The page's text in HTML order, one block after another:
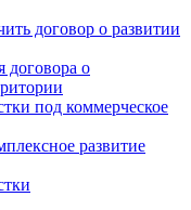
договор о развитии
договора о
под коммерческое
развитие